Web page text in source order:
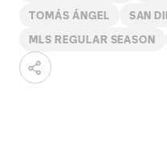
TOMÁS ÁNGEL SAN
MLS REGULAR SEASON